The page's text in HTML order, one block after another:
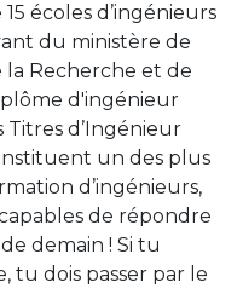
écoles d’ingénieurs
du ministère de
la Recherche et de
d'ingénieur
Titres d’Ingénieur
un des plus
d’ingénieurs,
de répondre
demain ! Si tu
tu dois passer par le